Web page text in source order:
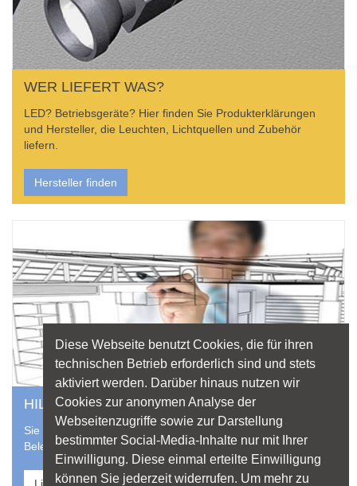
WER LIEFERT WAS?
LED? Betriebsgeräte? Hier finden Sie Produkterklärungen
und Hersteller, die Leuchten, Lichtquellen und Zubehör
liefern.
Hersteller finden
HILFE VOM PROFI
Sie suchen einen professionellen Lichtplaner für Ihr
Beleuchtungsprojekt? Nutzen Sie die Datenbank von licht.de
Diese Webseite benutzt Cookies, die für ihren
technischen Betrieb erforderlich sind und stets
aktiviert werden. Darüber hinaus nutzen wir
Cookies zur anonymen Analyse der
Webseitenzugriffe sowie zur Darstellung
bestimmter Social-Media-Inhalte nur mit Ihrer
Einwilligung. Diese einmal erteilte Einwilligung
können Sie jederzeit widerrufen. Um mehr zu